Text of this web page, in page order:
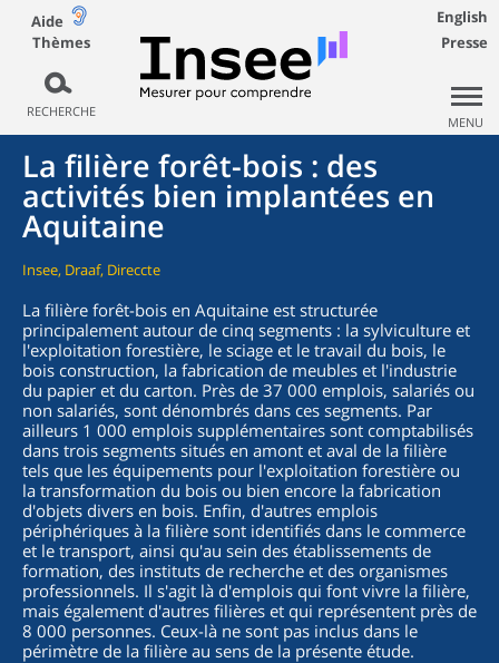
Aide
Thèmes
RECHERCHE
English
Presse
MENU
La filière forêt-bois : des
activités bien implantées en
Aquitaine
Insee, Draaf, Direccte
La filière forêt-bois en Aquitaine est structurée
principalement autour de cinq segments : la sylviculture et
l'exploitation forestière, le sciage et le travail du bois, le
bois construction, la fabrication de meubles et l'industrie
du papier et du carton. Près de 37 000 emplois, salariés ou
non salariés, sont dénombrés dans ces segments. Par
ailleurs 1 000 emplois supplémentaires sont comptabilisés
dans trois segments situés en amont et aval de la filière
tels que les équipements pour l'exploitation forestière ou
la transformation du bois ou bien encore la fabrication
d'objets divers en bois. Enfin, d'autres emplois
périphériques à la filière sont identifiés dans le commerce
et le transport, ainsi qu'au sein des établissements de
formation, des instituts de recherche et des organismes
professionnels. Il s'agit là d'emplois qui font vivre la filière,
mais également d'autres filières et qui représentent près de
8 000 personnes. Ceux-là ne sont pas inclus dans le
périmètre de la filière au sens de la présente étude.